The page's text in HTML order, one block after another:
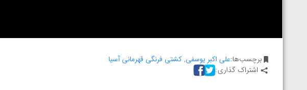
برچسب‌ها:علی اکبر یوسفی,کشتی فرنگی قهرمانی آسیا
اشتراک گذاری: